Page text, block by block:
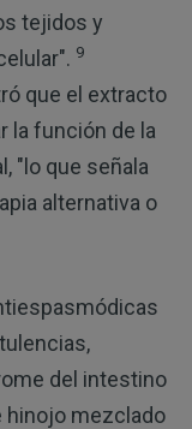
tejidos y
9
que el extracto
la función de la
"lo que señala
alternativa o
del intestino
hinojo mezclado